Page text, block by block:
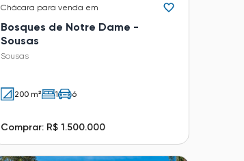
Chácara para venda em
Bosques de Notre Dame -
Sousas
Sousas
200 m² 1 6
Comprar: R$ 1.500.000